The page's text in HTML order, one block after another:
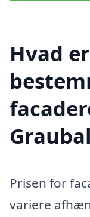
Hvad
Prisen for
variere